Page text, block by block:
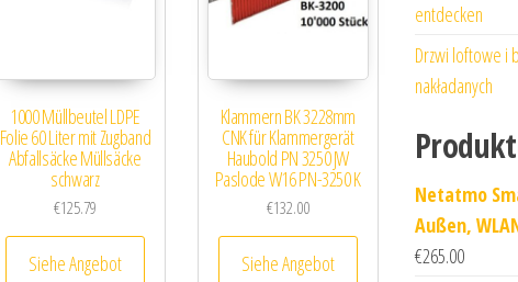
1000 Müllbeutel LDPE
Folie 60 Liter mit Zugband
Abfallsäcke Müllsäcke
schwarz
€125.79
Siehe Angebot
Klammern BK 3228mm
CNK für Klammergerät
Haubold PN 3250 JW
Paslode W16 PN-3250 K
€132.00
Siehe Angebot
entdecken
Drzwi loftowe i
nakładanych
Netatmo
Außen,
€265.00